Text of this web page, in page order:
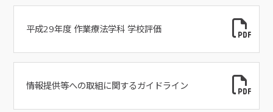
平成29年度 作業療法学科 学校評価
情報提供等への取組に関するガイドライン